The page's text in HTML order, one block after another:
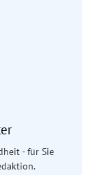
- für Sie